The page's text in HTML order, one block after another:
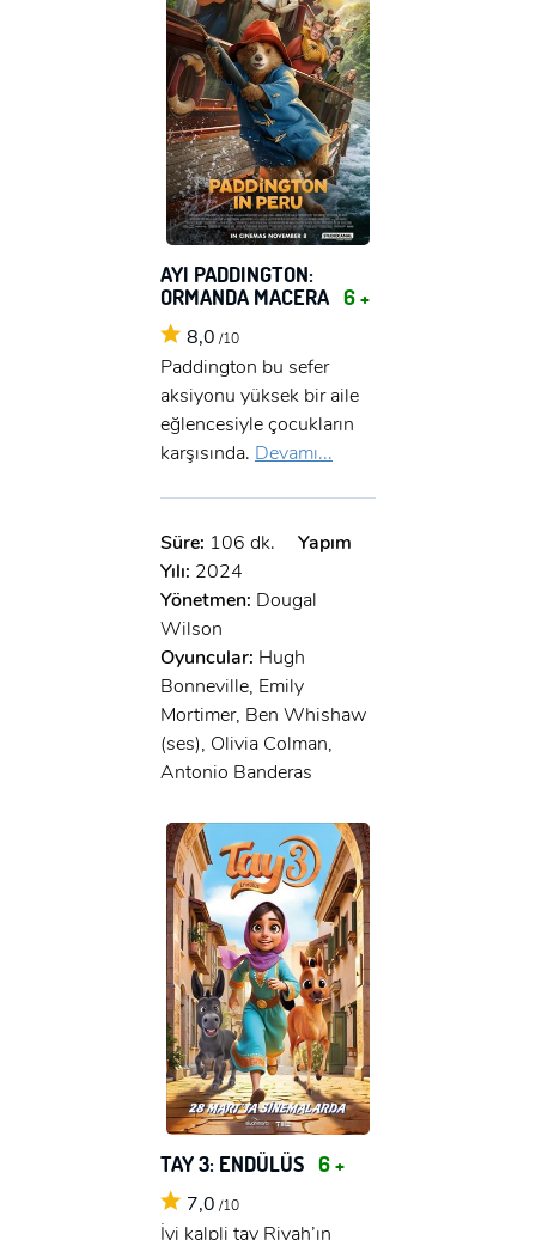
AYI PADDINGTON:
ORMANDA MACERA 6 +
8,0 /10
Paddington bu sefer
aksiyonu yüksek bir aile
eğlencesiyle çocukların
karşısında. Devamı...
Süre: 106 dk.
Yapım
Yılı: 2024
Yönetmen: Dougal
Wilson
Oyuncular: Hugh
Bonneville, Emily
Mortimer, Ben Whishaw
(ses), Olivia Colman,
Antonio Banderas
TAY 3: ENDÜLÜS 6 +
7,0 /10
İyi kalpli tay Riyah’ın